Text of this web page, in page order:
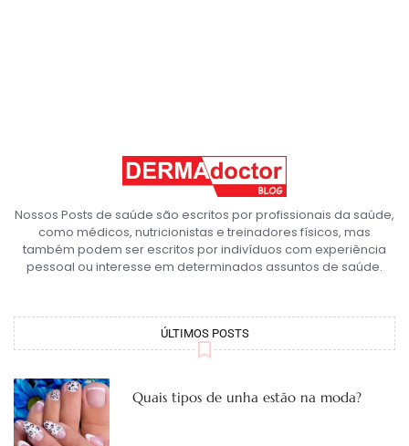
Nossos Posts de saúde são escritos por profissionais da saúde,
como médicos, nutricionistas e treinadores físicos, mas
também podem ser escritos por indivíduos com experiência
pessoal ou interesse em determinados assuntos de saúde.
ÚLTIMOS POSTS
Quais tipos de unha estão na moda?